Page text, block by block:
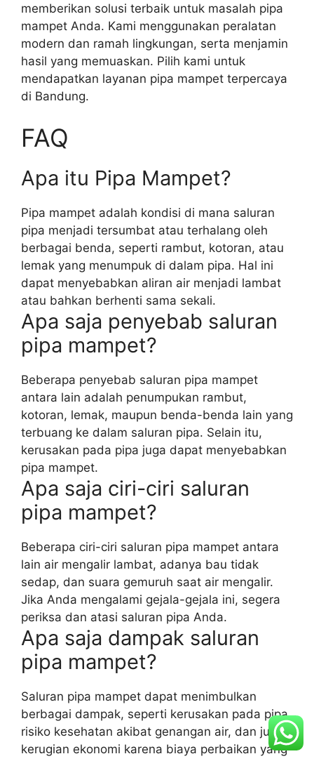
memberikan solusi terbaik untuk masalah pipa
mampet Anda. Kami menggunakan peralatan
modern dan ramah lingkungan, serta menjamin
hasil yang memuaskan. Pilih kami untuk
mendapatkan layanan pipa mampet terpercaya
di Bandung.
FAQ
Apa itu Pipa Mampet?
Pipa mampet adalah kondisi di mana saluran
pipa menjadi tersumbat atau terhalang oleh
berbagai benda, seperti rambut, kotoran, atau
lemak yang menumpuk di dalam pipa. Hal ini
dapat menyebabkan aliran air menjadi lambat
atau bahkan berhenti sama sekali.
Apa saja penyebab saluran
pipa mampet?
Beberapa penyebab saluran pipa mampet
antara lain adalah penumpukan rambut,
kotoran, lemak, maupun benda-benda lain yang
terbuang ke dalam saluran pipa. Selain itu,
kerusakan pada pipa juga dapat menyebabkan
pipa mampet.
Apa saja ciri-ciri saluran
pipa mampet?
Beberapa ciri-ciri saluran pipa mampet antara
lain air mengalir lambat, adanya bau tidak
sedap, dan suara gemuruh saat air mengalir.
Jika Anda mengalami gejala-gejala ini, segera
periksa dan atasi saluran pipa Anda.
Apa saja dampak saluran
pipa mampet?
Saluran pipa mampet dapat menimbulkan
berbagai dampak, seperti kerusakan pada pipa,
risiko kesehatan akibat genangan air, dan juga
kerugian ekonomi karena biaya perbaikan yang